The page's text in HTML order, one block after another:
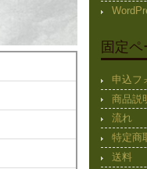
固定
申込フ
商品説
流れ
特定商
送料